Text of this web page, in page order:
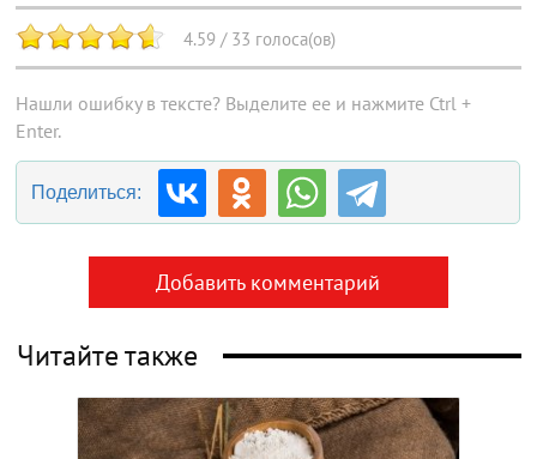
4.59 / 33 голоса(ов)
Нашли ошибку в тексте? Выделите ее и нажмите Ctrl +
Enter.
Поделиться:
Добавить комментарий
Читайте также